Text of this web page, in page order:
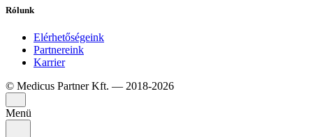
Rólunk
Elérhetőségeink
Partnereink
Karrier
© Medicus Partner Kft. — 2018-2026
Menü